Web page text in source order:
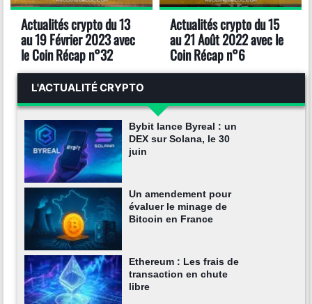
Actualités crypto du 13
au 19 Février 2023 avec
le Coin Récap n°32
Actualités crypto du 15
au 21 Août 2022 avec le
Coin Récap n°6
L'ACTUALITÉ CRYPTO
Bybit lance Byreal : un
DEX sur Solana, le 30
juin
Un amendement pour
évaluer le minage de
Bitcoin en France
Ethereum : Les frais de
transaction en chute
libre